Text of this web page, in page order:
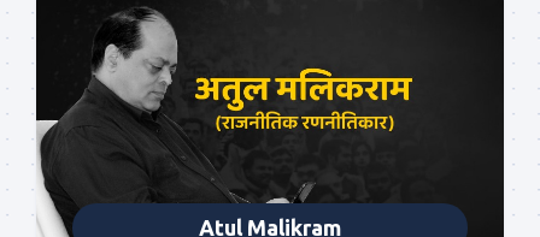
Atul Malikram